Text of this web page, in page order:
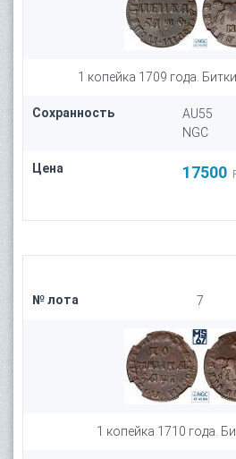
1 копейка 1709 года.
Сохранность
AU55
NGC
Цена 17500
№ лота 7
1 копейка 1710 года.